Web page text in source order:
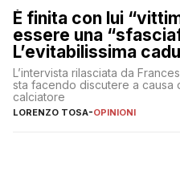
È finita con lui
essere una
L’evitabilissima
L’intervista rilasciata da
sta facendo discutere a causa
calciatore
LORENZO TOSA-OPINIONI